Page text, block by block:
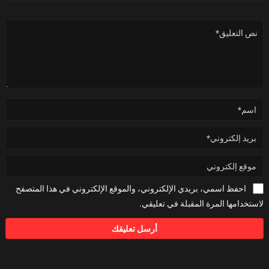
احفظ اسمي، بريدي الإلكتروني، والموقع الإلكتروني في هذا المتصفح
لاستخدامها المرة المقبلة في تعليقي.